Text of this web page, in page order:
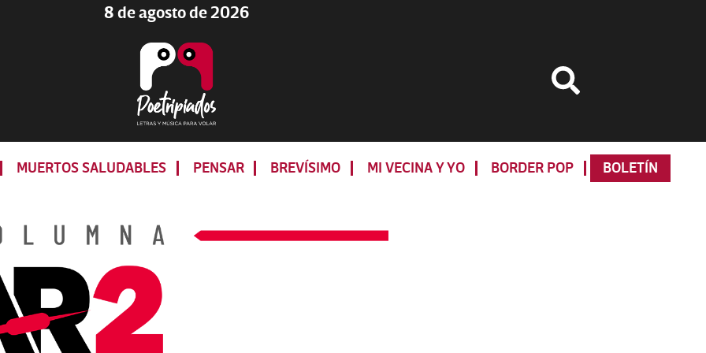
8 de agosto de 2026
LETRAS
Y
VOLAR
MUERTOS SALUDABLES PENSAR BREVÍSIMO MI VECINA Y YO BORDER POP BOLETÍN